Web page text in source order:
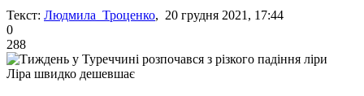
Текст: Людмила Троценко, 20 грудня 2021, 17:44
0
288
Ліра швидко дешевшає